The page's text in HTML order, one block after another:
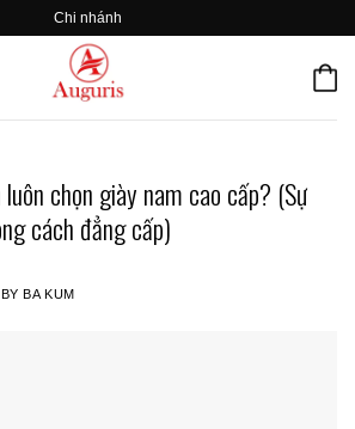
Chi nhánh
chọn giày nam cao cấp? (Sự
cách đẳng cấp)
BYBA KUM